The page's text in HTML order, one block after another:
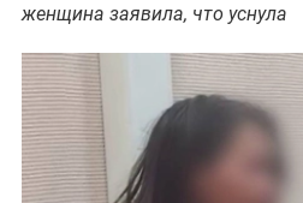
женщина заявила, что уснула